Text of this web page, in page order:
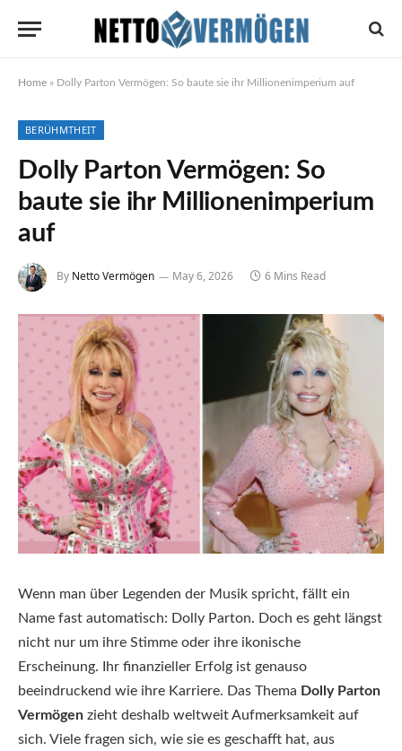
Home » Dolly Parton Vermögen: So baute sie ihr Millionenimperium auf
BERÜHMTHEIT
Dolly Parton Vermögen: So
baute sie ihr Millionenimperium
auf
By Netto Vermögen May 6, 2026 6 Mins Read
Wenn man über Legenden der Musik spricht, fällt ein
Name fast automatisch: Dolly Parton. Doch es geht längst
nicht nur um ihre Stimme oder ihre ikonische
Erscheinung. Ihr finanzieller Erfolg ist genauso
beeindruckend wie ihre Karriere. Das Thema Dolly Parton
Vermögen zieht deshalb weltweit Aufmerksamkeit auf
sich. Viele fragen sich, wie sie es geschafft hat, aus